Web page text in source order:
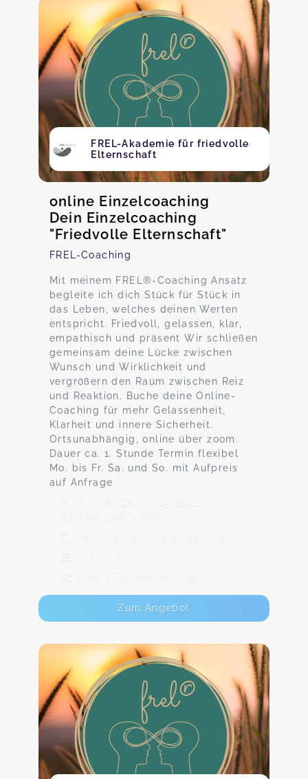
FREL-Akademie für friedvolle
Elternschaft
online Einzelcoaching
Dein Einzelcoaching
"Friedvolle Elternschaft"
FREL-Coaching
Mit meinem FREL®-Coaching Ansatz
begleite ich dich Stück für Stück in
das Leben, welches deinen Werten
entspricht. Friedvoll, gelassen, klar,
empathisch und präsent Wir schließen
gemeinsam deine Lücke zwischen
Wunsch und Wirklichkeit und
vergrößern den Raum zwischen Reiz
und Reaktion. Buche deine Online-
Coaching für mehr Gelassenheit,
Klarheit und innere Sicherheit.
Ortsunabhängig, online über zoom.
Dauer ca. 1. Stunde Termin flexibel
Mo. bis Fr. Sa. und So. mit Aufpreis
auf Anfrage
Stohler Damm 15, 24214
Gettorf Über zoom
Termine nach Vereinbarung
155,00 €
Max. 1 TeilnehmerInnen
Zum Angebot